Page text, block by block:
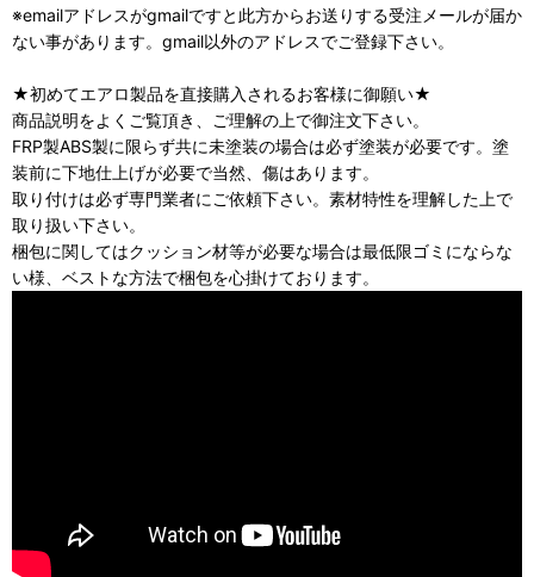
※emailアドレスがgmailですと此方からお送りする受注メールが届か
ない事があります。gmail以外のアドレスでご登録下さい。
★初めてエアロ製品を直接購入されるお客様に御願い★
商品説明をよくご覧頂き、ご理解の上で御注文下さい。
FRP製ABS製に限らず共に未塗装の場合は必ず塗装が必要です。塗
装前に下地仕上げが必要で当然、傷はあります。
取り付けは必ず専門業者にご依頼下さい。素材特性を理解した上で
取り扱い下さい。
梱包に関してはクッション材等が必要な場合は最低限ゴミにならな
い様、ベストな方法で梱包を心掛けております。